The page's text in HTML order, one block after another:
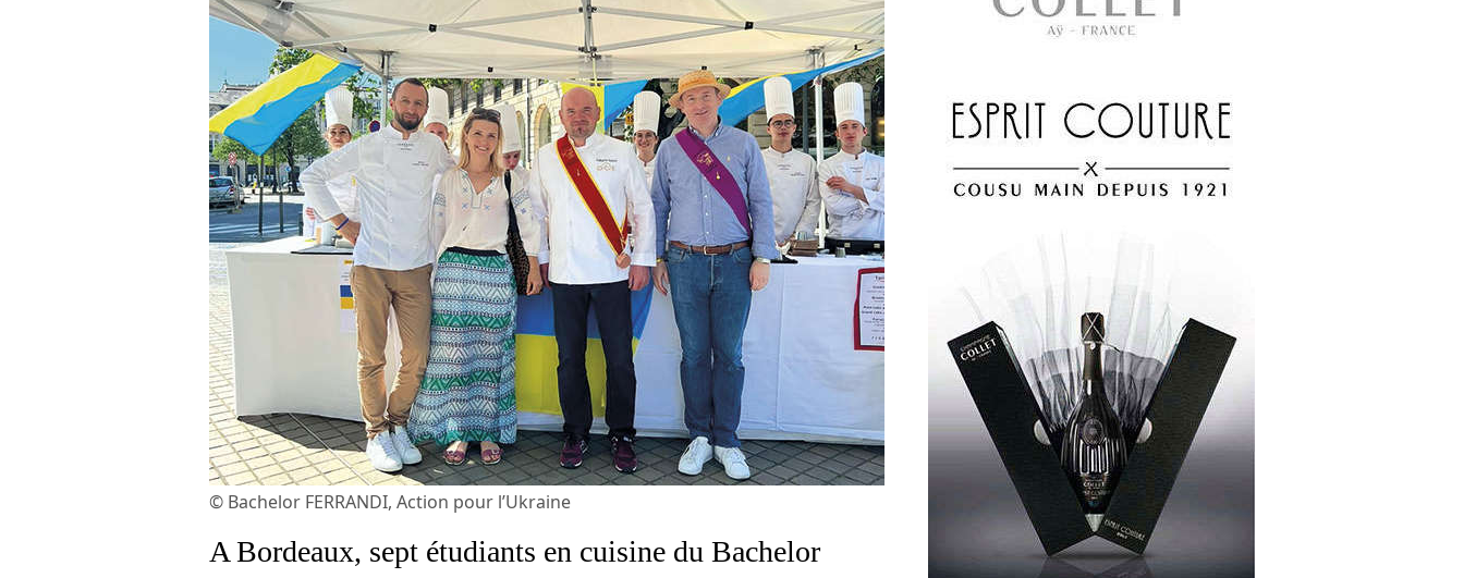
© Bachelor FERRANDI, Action pour l’Ukraine
A Bordeaux, sept étudiants en cuisine du Bachelor